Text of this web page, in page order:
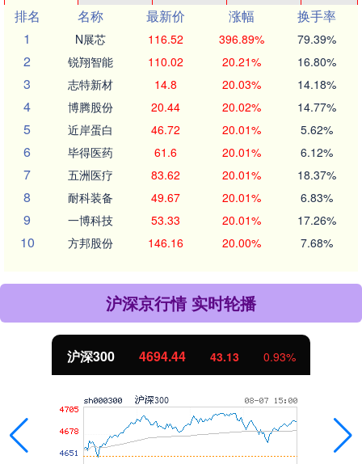
排名
名称 最新价 涨幅
换手率
1
N展芯 116.52 396.89% 79.39%
2 锐翔智能 110.02 20.21% 16.80%
3 志特新材 14.8 20.03% 14.18%
4 博腾股份 20.44 20.02% 14.77%
5 近岸蛋白 46.72 20.01% 5.62%
6 毕得医药 61.6 20.01% 6.12%
7 五洲医疗 83.62 20.01% 18.37%
8 耐科装备 49.67 20.01% 6.83%
9 一博科技 53.33 20.01% 17.26%
10 方邦股份 146.16 20.00% 7.68%
沪深京行情 实时轮播
北证50 1134.24